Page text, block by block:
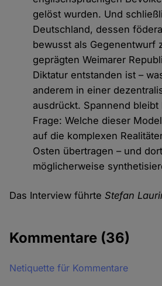
gelöst wurden. Und
Deutschland, dessen
bewusst als Gegenentwurf
geprägten Weimarer
Diktatur entstanden ist –
anderem in einer
ausdrückt. Spannend bleibt
Frage: Welche dieser
auf die komplexen
Osten übertragen – und dort
möglicherweise
Das Interview führteStefan
Kommentare (36)
Netiquette für Kommentare